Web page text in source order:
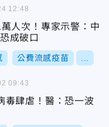
人次！專家示警：中
成破口
公費流感疫苗
12:48
毒肆虐！醫：恐一波
09:43